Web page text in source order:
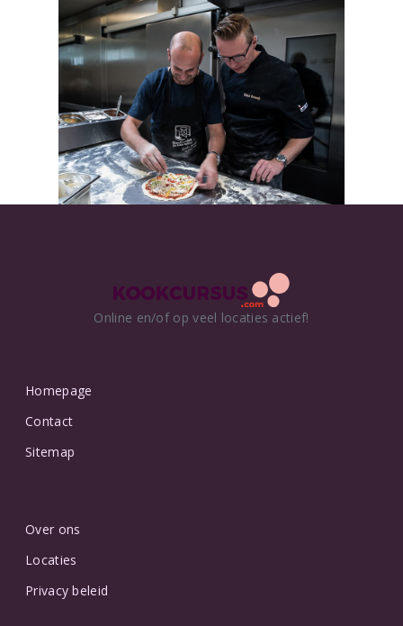
Online en/of op veel locaties actief!
Homepage
Contact
Sitemap
Over ons
Locaties
Privacy beleid